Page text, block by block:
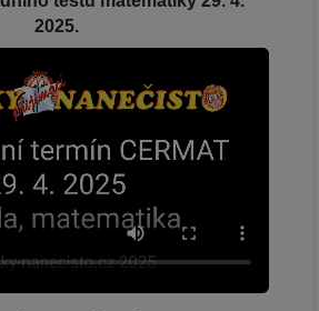
2025.